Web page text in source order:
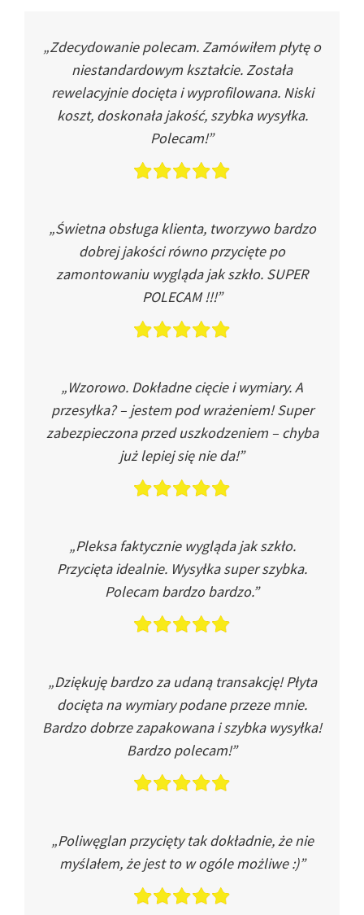
„Zdecydowanie polecam. Zamówiłem płytę o
niestandardowym kształcie. Została
rewelacyjnie docięta i wyprofilowana. Niski
koszt, doskonała jakość, szybka wysyłka.
Polecam!”
„Świetna obsługa klienta, tworzywo bardzo
dobrej jakości równo przycięte po
zamontowaniu wygląda jak szkło. SUPER
POLECAM !!!”
„Wzorowo. Dokładne cięcie i wymiary. A
przesyłka? – jestem pod wrażeniem! Super
zabezpieczona przed uszkodzeniem – chyba
już lepiej się nie da!”
„Pleksa faktycznie wygląda jak szkło.
Przycięta idealnie. Wysyłka super szybka.
Polecam bardzo bardzo.”
„Dziękuję bardzo za udaną transakcję! Płyta
docięta na wymiary podane przeze mnie.
Bardzo dobrze zapakowana i szybka wysyłka!
Bardzo polecam!”
„Poliwęglan przycięty tak dokładnie, że nie
myślałem, że jest to w ogóle możliwe :)”